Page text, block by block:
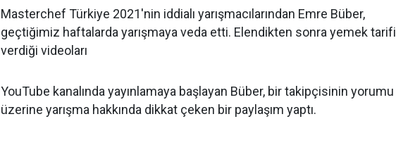
Masterchef Türkiye 2021'nin iddialı yarışmacılarından Emre Büber,
geçtiğimiz haftalarda yarışmaya veda etti. Elendikten sonra yemek tarifi
verdiği videoları
YouTube kanalında yayınlamaya başlayan Büber, bir takipçisinin yorumu
üzerine yarışma hakkında dikkat çeken bir paylaşım yaptı.